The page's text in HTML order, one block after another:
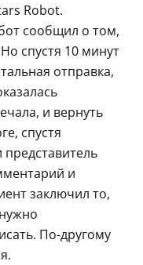
Robot.
сообщил о том,
спустя 10 минут
отправка,
и вернуть
спустя
и
заключил то,
По-другому